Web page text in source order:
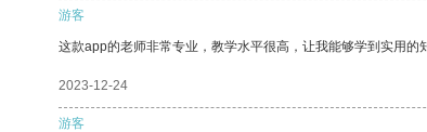
游客
这款app的老师非常专业，教学水平很高，让我能够学到实用的
2023-12-24
游客